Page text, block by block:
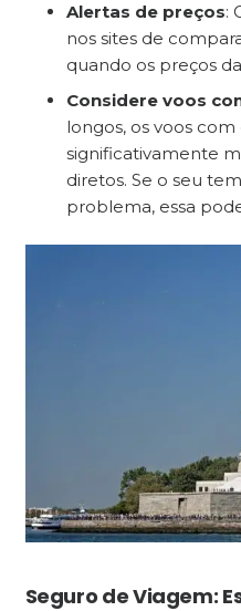
Alertas de preços:
nos sites de
quando os preços
Considere voos
longos, os voos
significativamente
diretos. Se o seu
problema, essa
Seguro de Viagem: